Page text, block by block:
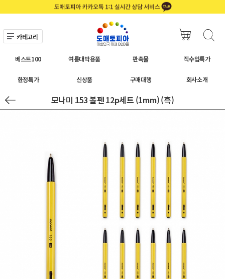
카테고리
베스트100 여름대박용품 판촉물 직수입특가
한정특가 신상품 구매대행 회사소개
모나미 153 볼펜 12p세트 (1mm) (흑)